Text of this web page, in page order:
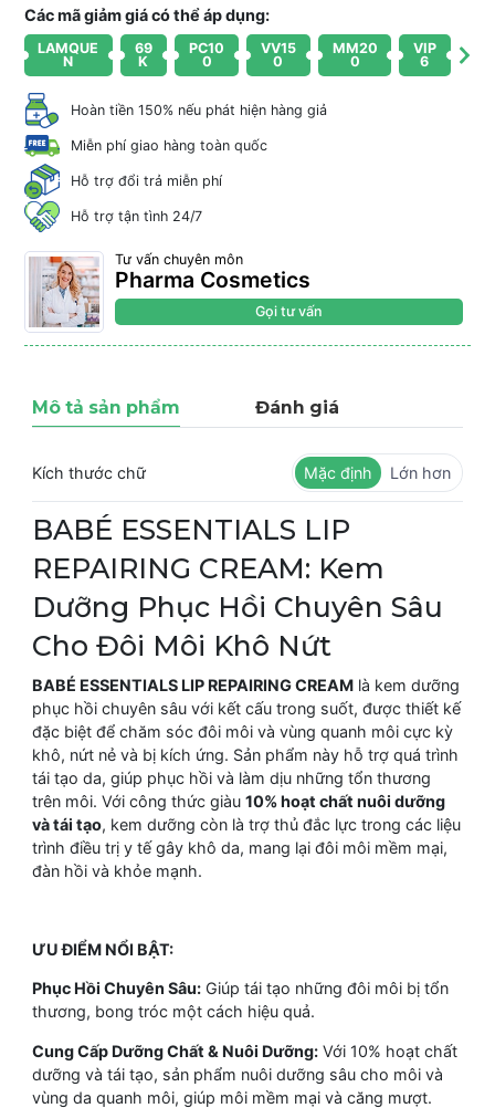
Các mã giảm giá có thể áp dụng:
LAMQUE
N
69
K
PC10
0
VV15
0
MM20
0
VIP
6
Hoàn tiền 150% nếu phát hiện hàng giả
Miễn phí giao hàng toàn quốc
Hỗ trợ đổi trả miễn phí
Hỗ trợ tận tình 24/7
Tư vấn chuyên môn
Pharma Cosmetics
Gọi tư vấn
Mô tả sản phẩm Đánh giá
Kích thước chữ Mặc định Lớn hơn
BABÉ ESSENTIALS LIP
REPAIRING CREAM: Kem
Dưỡng Phục Hồi Chuyên Sâu
Cho Đôi Môi Khô Nứt
BABÉ ESSENTIALS LIP REPAIRING CREAM là kem dưỡng
phục hồi chuyên sâu với kết cấu trong suốt, được thiết kế
đặc biệt để chăm sóc đôi môi và vùng quanh môi cực kỳ
khô, nứt nẻ và bị kích ứng. Sản phẩm này hỗ trợ quá trình
tái tạo da, giúp phục hồi và làm dịu những tổn thương
trên môi. Với công thức giàu 10% hoạt chất nuôi dưỡng
và tái tạo, kem dưỡng còn là trợ thủ đắc lực trong các liệu
trình điều trị y tế gây khô da, mang lại đôi môi mềm mại,
đàn hồi và khỏe mạnh.
ƯU ĐIỂM NỔI BẬT:
Phục Hồi Chuyên Sâu: Giúp tái tạo những đôi môi bị tổn
thương, bong tróc một cách hiệu quả.
Cung Cấp Dưỡng Chất & Nuôi Dưỡng: Với 10% hoạt chất
dưỡng và tái tạo, sản phẩm nuôi dưỡng sâu cho môi và
vùng da quanh môi, giúp môi mềm mại và căng mượt.